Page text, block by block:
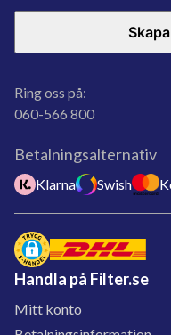
Ring oss på:
060-566 800
Betalningsalternativ
Klarna Swish
Handla på Filter.se
Mitt konto